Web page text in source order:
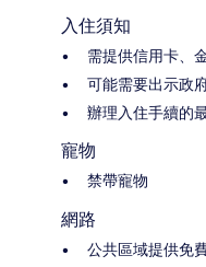
入住須知
需提供信用卡、
可能需要出示政
辦理入住手續的
寵物
禁帶寵物
網路
公共區域提供免